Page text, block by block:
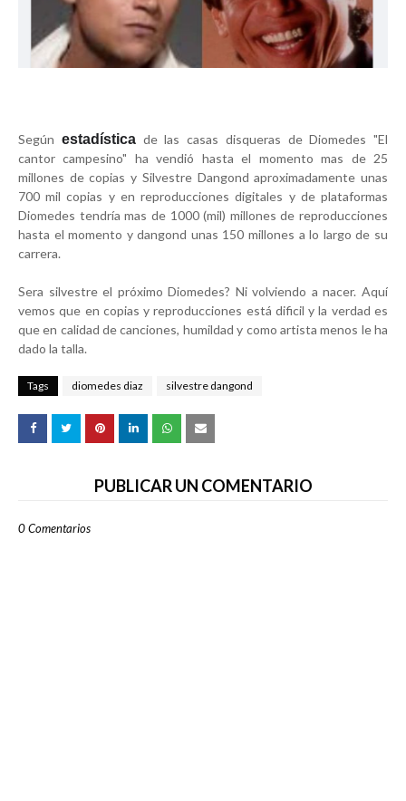
Según estadísticade las casas disqueras de Diomedes "El
cantor campesino" ha vendió hasta el momento mas de 25
millones de copias y Silvestre Dangond aproximadamente unas
700 mil copias y en reproducciones digitales y de plataformas
Diomedes tendría mas de 1000 (mil) millones de reproducciones
hasta el momento y dangond unas 150 millones a lo largo de su
carrera.
Sera silvestre el próximo Diomedes? Ni volviendo a nacer. Aquí
vemos que en copias y reproducciones está dificil y la verdad es
que en calidad de canciones, humildad y como artista menos le ha
dado la talla.
Tags diomedes diaz silvestre dangond
PUBLICAR UN COMENTARIO
0 Comentarios